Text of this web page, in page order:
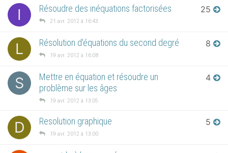
I Résoudre des inéquations factorisées
21 avr. 2012 à 16:43
25
L Résolution d'équations du second degré
19 avr. 2012 à 16:08
8
S
Mettre en équation et résoudre un
problème sur les âges
19 avr. 2012 à 13:05
4
D Resolution graphique
19 avr. 2012 à 13:00
5